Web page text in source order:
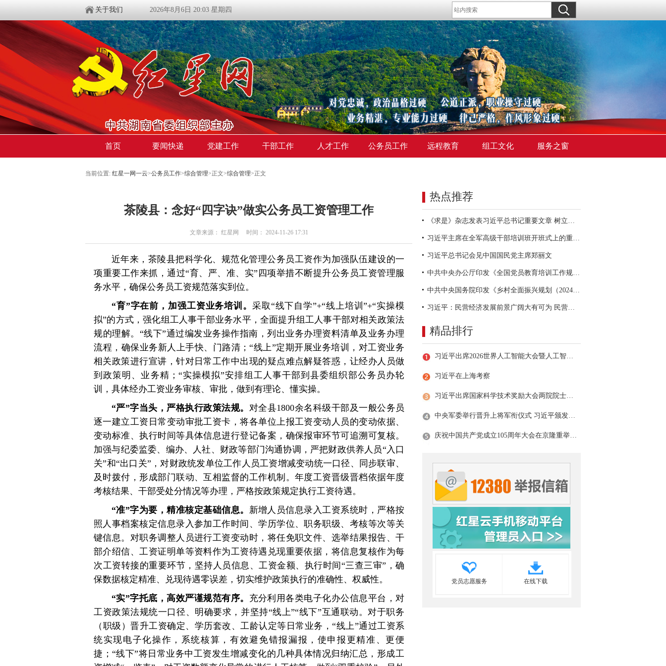
关于我们 2026年8月6日 20:03 星期四
首页 要闻快递 党建工作 干部工作 人才工作 公务员工作 远程教育 组工文化 服务之窗
当前位置: 红星一网一云>公务员工作>综合管理>正文>综合管理>正文
茶陵县：念好“四字诀”做实公务员工资管理工作
文章来源： 红星网 时间： 2024-11-26 17:31
近年来，茶陵县把科学化、规范化管理公务员工资作为加强队伍建设的一
项重要工作来抓，通过“育、严、准、实”四项举措不断提升公务员工资管理服
务水平，确保公务员工资规范落实到位。
“育”字在前，加强工资业务培训。 采取“线下自学”+“线上培训”+“实操模
拟”的方式，强化组工人事干部业务水平，全面提升组工人事干部对相关政策法
规的理解。“线下”通过编发业务操作指南，列出业务办理资料清单及业务办理
流程，确保业务新人上手快、门路清；“线上”定期开展业务培训，对工资业务
相关政策进行宣讲，针对日常工作中出现的疑点难点解疑答惑，让经办人员做
到政策明、业务精；“实操模拟”安排组工人事干部到县委组织部公务员办轮
训，具体经办工资业务审核、审批，做到有理论、懂实操。
“严”字当头，严格执行政策法规。 对全县1800余名科级干部及一般公务员
逐一建立工资日常变动审批工资卡，将各单位上报工资变动人员的变动依据、
变动标准、执行时间等具体信息进行登记备案，确保报审环节可追溯可复核。
加强与纪委监委、编办、人社、财政等部门沟通协调，严把财政供养人员“入口
关”和“出口关”，对财政统发单位工作人员工资增减变动统一口径、同步联审、
及时拨付，形成部门联动、互相监督的工作机制。年度工资晋级晋档依据年度
考核结果、干部受处分情况等办理，严格按政策规定执行工资待遇。
“准”字为要，精准核定基础信息。 新增人员信息录入工资系统时，严格按
照人事档案核定信息录入参加工作时间、学历学位、职务职级、考核等次等关
键信息。对职务调整人员进行工资变动时，将任免职文件、选举结果报告、干
部介绍信、工资证明单等资料作为工资待遇兑现重要依据，将信息复核作为每
次工资转接的重要环节，坚持人员信息、工资金额、执行时间“三查三审”，确
保数据核定精准、兑现待遇零误差，切实维护政策执行的准确性、权威性。
“实”字托底，高效严谨规范有序。 充分利用各类电子化办公信息平台，对
工资政策法规统一口径、明确要求，并坚持“线上”“线下”互通联动。对于职务
（职级）晋升工资确定、学历套改、工龄认定等日常业务，“线上”通过工资系
统实现电子化操作，系统核算，有效避免错报漏报，使申报更精准、更便
捷；“线下”将日常业务中工资发生增减变化的几种具体情况归纳汇总，形成工
热点推荐
《求是》杂志发表习近平总书记重要文章 树立和践行正确政绩观
习近平主席在全军高级干部培训班开班式上的重要讲话引领全军开展思想整风、深化政治整训
习近平总书记会见中国国民党主席郑丽文
中共中央办公厅印发《全国党员教育培训工作规划（2024－2028年）》
中共中央国务院印发《乡村全面振兴规划（2024—2027年）》
习近平：民营经济发展前景广阔大有可为 民营企业和民营企业家大显身手正当其时
精品排行
习近平出席2026世界人工智能大会暨人工智能全球治理高级别会议开幕式并发表主旨讲话
习近平在上海考察
习近平出席国家科学技术奖励大会两院院士大会中国科协第十一次全国代表大会并发表重要讲话
中央军委举行晋升上将军衔仪式 习近平颁发命令状并向晋衔的军官表示祝贺
庆祝中国共产党成立105周年大会在京隆重举行 习近平发表重要讲话
党员志愿服务 在线下载